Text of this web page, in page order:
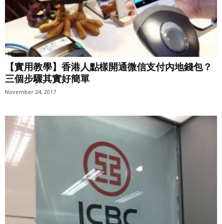
【實用教學】香港人點樣開通微信支付內地錢包？
三個步驟其實好簡單
November 24, 2017